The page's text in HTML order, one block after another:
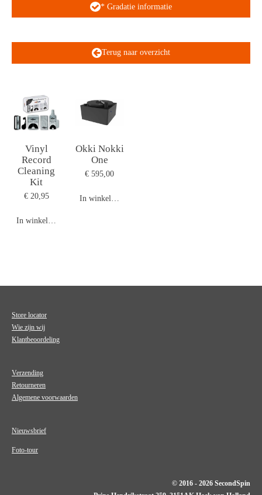
* Gradatie informatie
Terug naar overzicht
Vinyl
Record
Cleaning
Kit
€ 20,95
In winkelwagen
Okki Nokki
One
€ 595,00
In winkelwagen
Store locator
Wie zijn wij
Klantbeoordeling
Verzending
Retourneren
Algemene voorwaarden
Nieuwsbrief
Foto-tour
© 2016 - 2026 SecondSpin